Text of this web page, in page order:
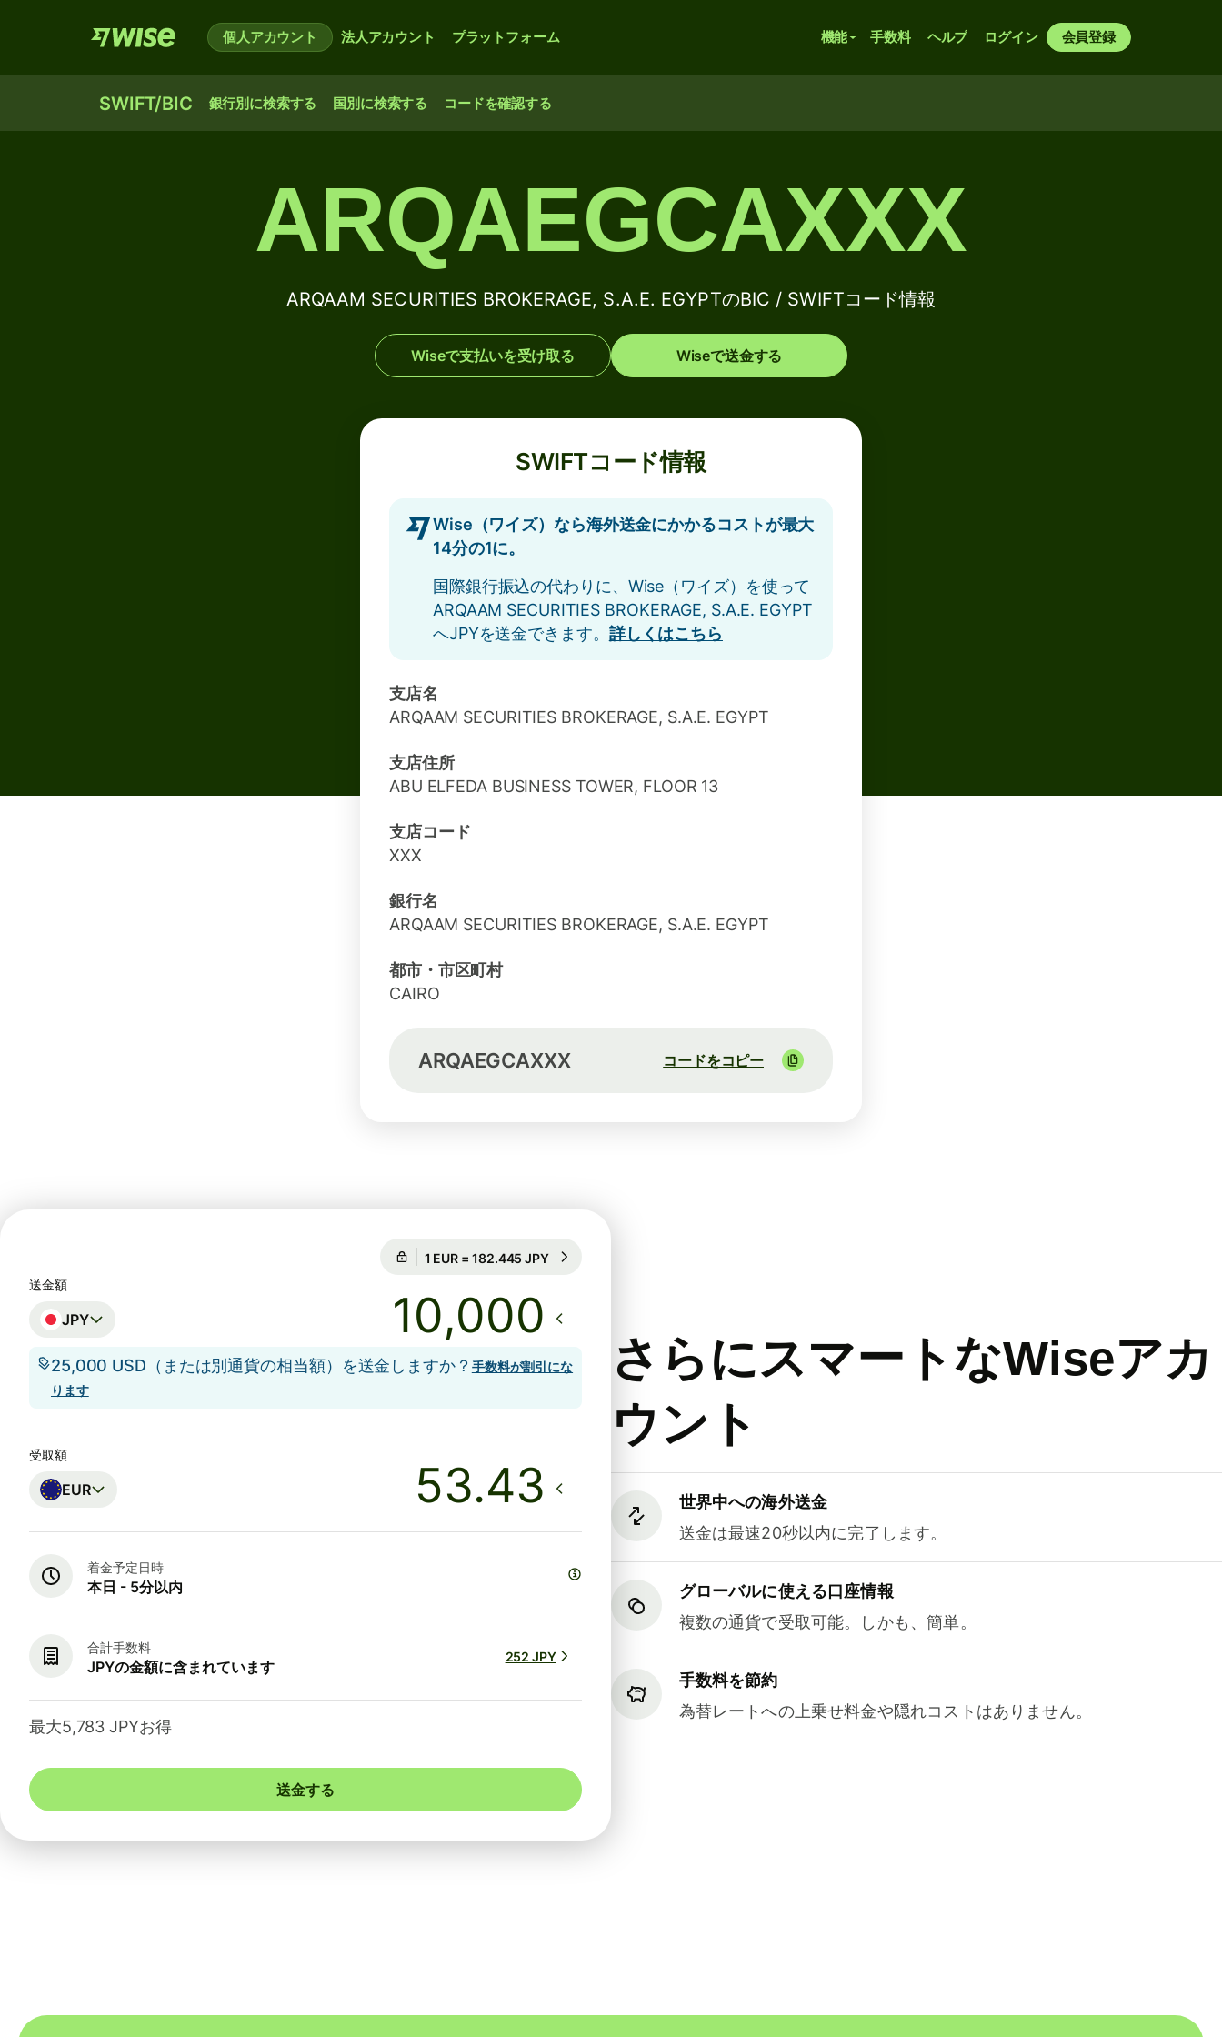
個人アカウント 法人アカウント プラットフォーム 機能 手数料 ヘルプ ログイン 会員登録
SWIFT/BIC 銀行別に検索する 国別に検索する コードを確認する
ARQAEGCAXXX
ARQAAM SECURITIES BROKERAGE, S.A.E. EGYPTのBIC / SWIFTコード情報
Wiseで支払いを受け取る Wiseで送金する
SWIFTコード情報
Wise（ワイズ）なら海外送金にかかるコストが最大
14分の1に。
国際銀行振込の代わりに、Wise（ワイズ）を使って
ARQAAM SECURITIES BROKERAGE, S.A.E. EGYPT
へJPYを送金できます。 詳しくはこちら
支店名
ARQAAM SECURITIES BROKERAGE, S.A.E. EGYPT
支店住所
ABU ELFEDA BUSINESS TOWER, FLOOR 13
支店コード
XXX
銀行名
ARQAAM SECURITIES BROKERAGE, S.A.E. EGYPT
都市・市区町村
CAIRO
ARQAEGCAXXX コードをコピー
さらにスマートなWiseアカ
ウント
世界中への海外送金
送金は最速20秒以内に完了します。
グローバルに使える口座情報
複数の通貨で受取可能。しかも、簡単。
手数料を節約
為替レートへの上乗せ料金や隠れコストはありません。
71時間のレート保証
送金額
JPY
25,000 USD（または別通貨の相当額）を送金しますか？ 手数料が割引にな
ります
受取額
EUR
着金予定日時
本日 - 5分以内
合計手数料
JPYの金額に含まれています
252 JPY
最大5,783 JPYお得
送金する